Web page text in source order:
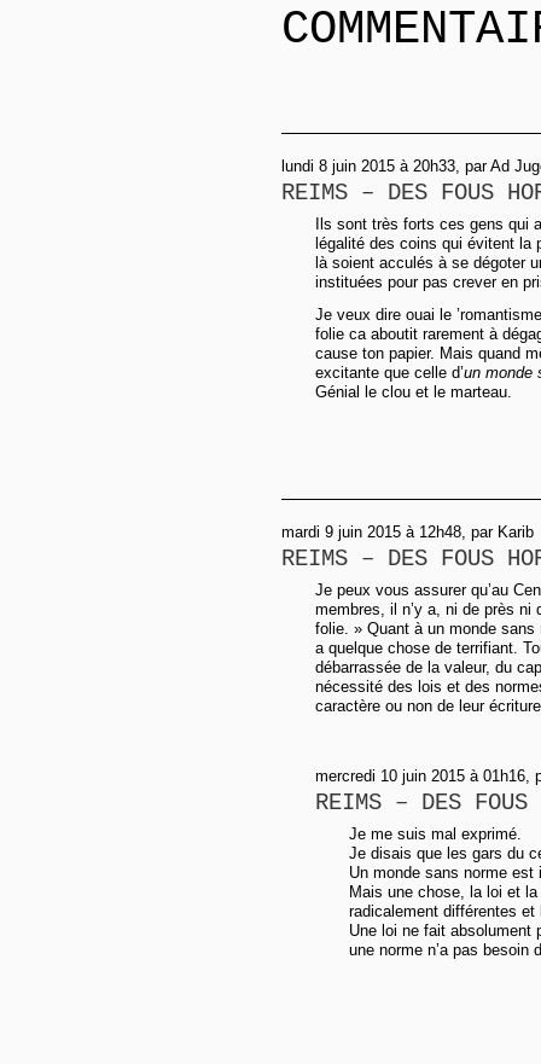
lundi 8 juin 2015 à 20h33, par Ad
REIMS – DES FOUS
Ils sont très forts ces gens qui
légalité des coins qui évitent la
là soient acculés à se dégoter
instituées pour pas crever en
Je veux dire ouai le
folie ca aboutit rarement à
cause ton papier. Mais quand
excitante que celle d’un monde
Génial le clou et le marteau.
mardi 9 juin 2015 à 12h48, par Karib
REIMS – DES FOUS
Je peux vous assurer qu’au
membres, il n’y a, ni de près ni
folie. » Quant à un monde
a quelque chose de terrifiant.
débarrassée de la valeur, du
nécessité des lois et des
caractère ou non de leur
mercredi 10 juin 2015 à 01h16,
REIMS – DES FOUS
Je me suis mal exprimé.
Je disais que les gars du
Un monde sans norme est
Mais une chose, la loi et
radicalement différentes et
Une loi ne fait absolument
une norme n’a pas besoin